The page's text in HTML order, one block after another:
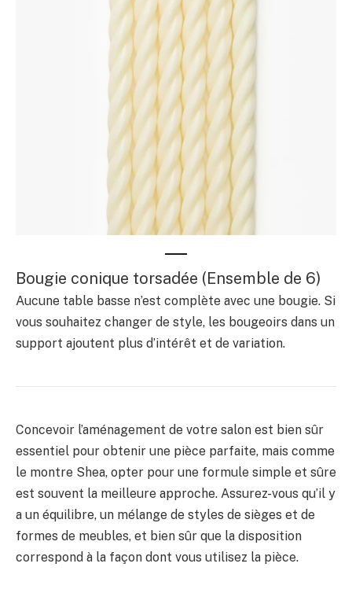
Bougie conique torsadée (Ensemble de 6)
Aucune table basse n’est complète avec une bougie. Si
vous souhaitez changer de style, les bougeoirs dans un
support ajoutent plus d’intérêt et de variation.
Concevoir l’aménagement de votre salon est bien sûr
essentiel pour obtenir une pièce parfaite, mais comme
le montre Shea, opter pour une formule simple et sûre
est souvent la meilleure approche. Assurez-vous qu’il y
a un équilibre, un mélange de styles de sièges et de
formes de meubles, et bien sûr que la disposition
correspond à la façon dont vous utilisez la pièce.